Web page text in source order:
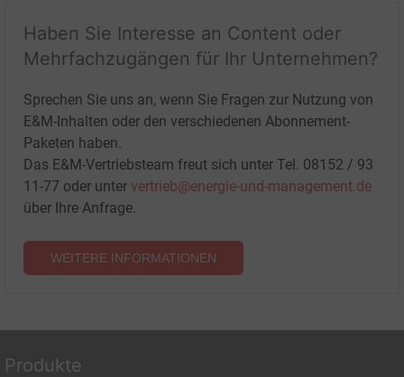
Haben Sie Interesse an Content oder
Mehrfachzugängen für Ihr Unternehmen?
Sprechen Sie uns an, wenn Sie Fragen zur Nutzung von
E&M-Inhalten oder den verschiedenen Abonnement-
Paketen haben.
Das E&M-Vertriebsteam freut sich unter Tel. 08152 / 93
11-77 oder unter vertrieb@energie-und-management.de
über Ihre Anfrage.
WEITERE INFORMATIONEN
Produkte